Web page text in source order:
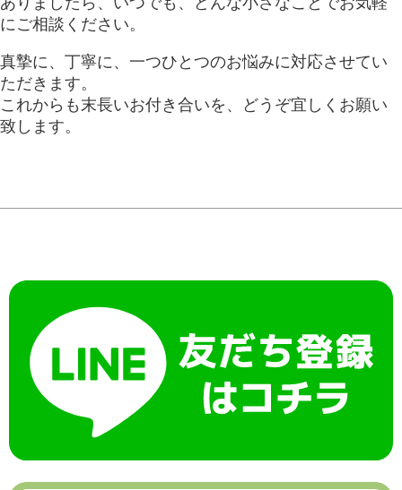
にご相談ください。
真摯に、丁寧に、一つひとつのお悩みに対応させてい
ただきます。
これからも末長いお付き合いを、どうぞ宜しくお願い
致します。